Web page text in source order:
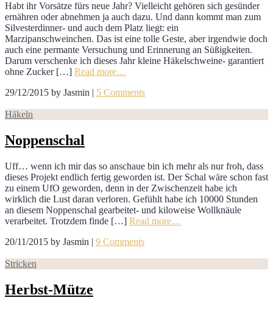
Habt ihr Vorsätze fürs neue Jahr? Vielleicht gehören sich gesünder
ernähren oder abnehmen ja auch dazu. Und dann kommt man zum
Silvesterdinner- und auch dem Platz liegt: ein
Marzipanschweinchen. Das ist eine tolle Geste, aber irgendwie doch
auch eine permante Versuchung und Erinnerung an Süßigkeiten.
Darum verschenke ich dieses Jahr kleine Häkelschweine- garantiert
ohne Zucker […] Read more…
29/12/2015 by Jasmin | 5 Comments
Häkeln
Noppenschal
Uff… wenn ich mir das so anschaue bin ich mehr als nur froh, dass
dieses Projekt endlich fertig geworden ist. Der Schal wäre schon fast
zu einem UfO geworden, denn in der Zwischenzeit habe ich
wirklich die Lust daran verloren. Gefühlt habe ich 10000 Stunden
an diesem Noppenschal gearbeitet- und kiloweise Wollknäule
verarbeitet. Trotzdem finde […] Read more…
20/11/2015 by Jasmin | 9 Comments
Stricken
Herbst-Mütze